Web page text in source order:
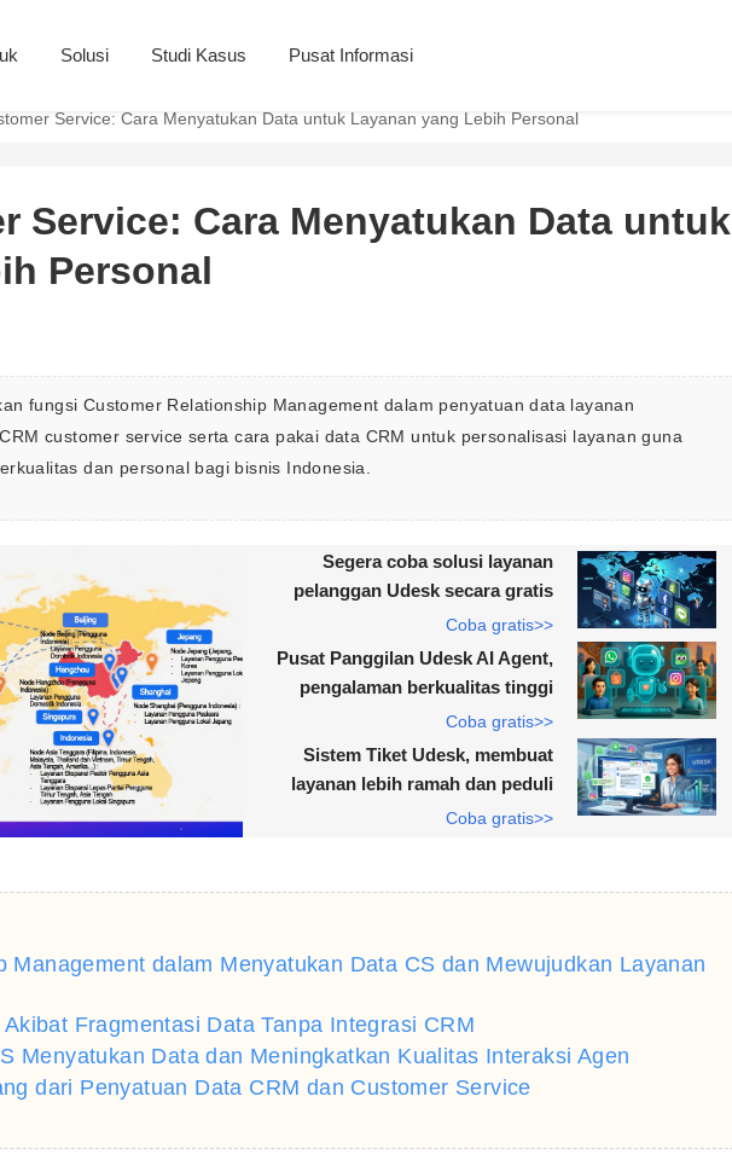
Solusi Studi Kasus Pusat Informasi
Service: Cara Menyatukan Data untuk Layanan yang Lebih Personal
Service: Cara Menyatukan Data untuk
Personal
fungsi Customer Relationship Management dalam penyatuan data layanan
customer service serta cara pakai data CRM untuk personalisasi layanan guna
dan personal bagi bisnis Indonesia.
Segera coba solusi layanan
pelanggan Udesk secara gratis
Coba gratis>>
Pusat Panggilan Udesk AI Agent,
pengalaman berkualitas tinggi
Coba gratis>>
Sistem Tiket Udesk, membuat
layanan lebih ramah dan peduli
Coba gratis>>
Management dalam Menyatukan Data CS dan Mewujudkan Layanan
Fragmentasi Data Tanpa Integrasi CRM
Menyatukan Data dan Meningkatkan Kualitas Interaksi Agen
dari Penyatuan Data CRM dan Customer Service